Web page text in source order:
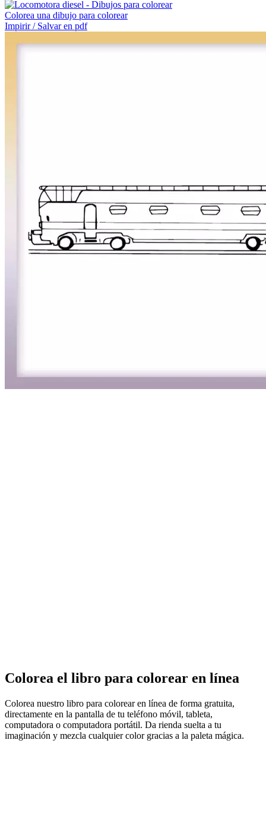
Colorea una dibujo para colorear
Impirir / Salvar en pdf
Colorea el libro para colorear en línea
Colorea nuestro libro para colorear en línea de forma gratuita,
directamente en la pantalla de tu teléfono móvil, tableta,
computadora o computadora portátil. Da rienda suelta a tu
imaginación y mezcla cualquier color gracias a la paleta mágica.